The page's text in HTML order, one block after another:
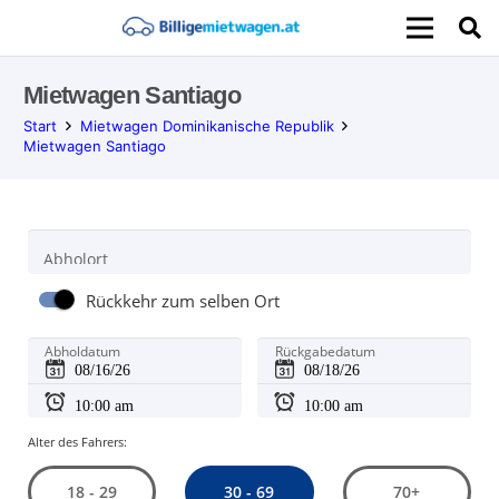
Mietwagen Santiago
Start
Mietwagen Dominikanische Republik
Mietwagen Santiago
Abholort
Rückkehr zum selben Ort
Abholdatum Rückgabedatum
Alter des Fahrers:
18 - 29 30 - 69 70+